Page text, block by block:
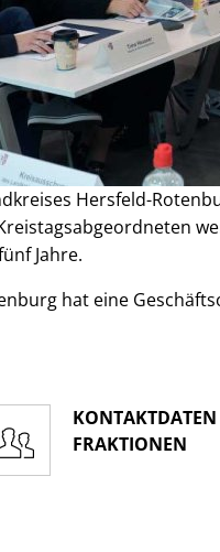
Hersfeld-
Jahre.
hat eine
KONTAKTDATEN
FRAKTIONEN